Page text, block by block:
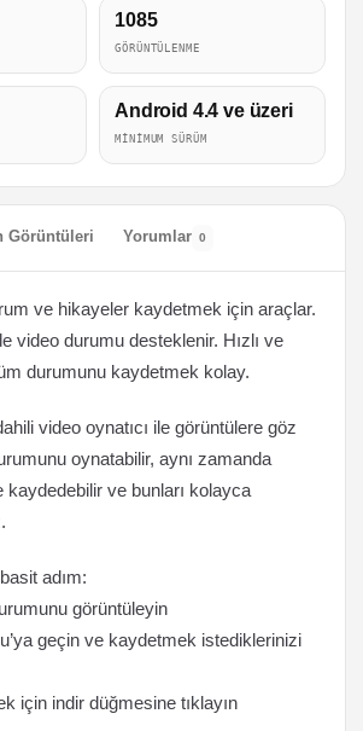
1085
GÖRÜNTÜLENME
Android 4.4 ve üzeri
MINIMUM SÜRÜM
Görüntüleri Yorumlar 0
ve hikayeler kaydetmek için araçlar.
video durumu desteklenir. Hızlı ve
durumunu kaydetmek kolay.
video oynatıcı ile görüntülere göz
oynatabilir, aynı zamanda
kaydedebilir ve bunları kolayca
adım:
görüntüleyin
geçin ve kaydetmek istediklerinizi
için indir düğmesine tıklayın